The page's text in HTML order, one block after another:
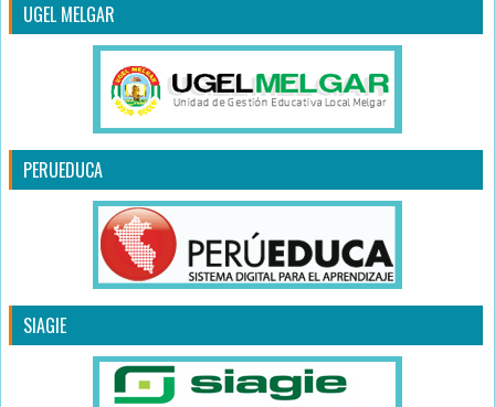
UGEL MELGAR
PERUEDUCA
SIAGIE